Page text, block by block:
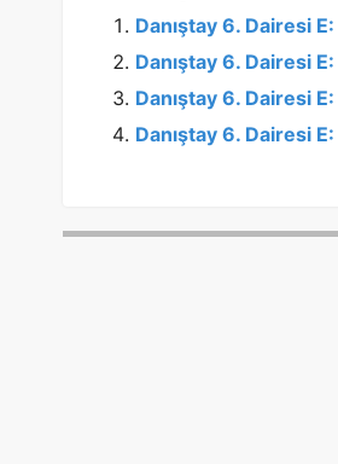
Danıştay 6. Dairesi
Danıştay 6. Dairesi
Danıştay 6. Dairesi
Danıştay 6. Dairesi